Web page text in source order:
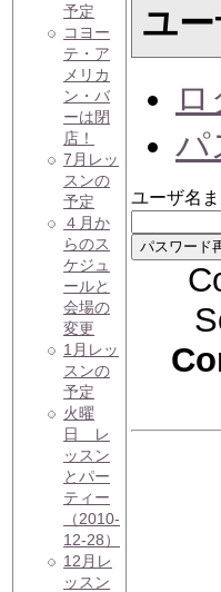
予定
コヨー
テ・ア
メリカ
ン・バ
ーは閉
店！
7月レッ
スンの
予定
４月か
らのス
ケジュ
ールと
会場の
変更
1月レッ
スンの
予定
火曜
日 レ
ッスン
とパー
ティー
（2010-
12-28）
12月レ
ッスン
ユ
パ
ユーザ名